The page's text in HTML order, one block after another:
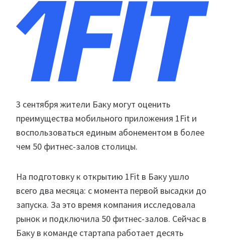
3 сентября жители Баку могут оценить
преимущества мобильного приложения 1Fit и
воспользоваться единым абонементом в более
чем 50 фитнес-залов столицы.
На подготовку к открытию 1Fit в Баку ушло
всего два месяца: с момента первой высадки до
запуска. За это время компания исследовала
рынок и подключила 50 фитнес-залов. Сейчас в
Баку в команде стартапа работает десять